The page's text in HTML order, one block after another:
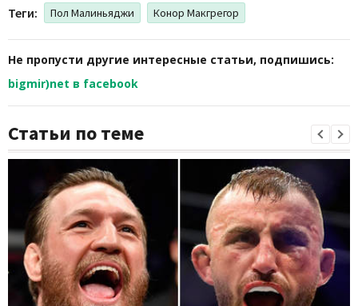
Теги: Пол Малиньяджи Конор Макгрегор
Не пропусти другие интересные статьи, подпишись:
bigmir)net в facebook
Статьи по теме